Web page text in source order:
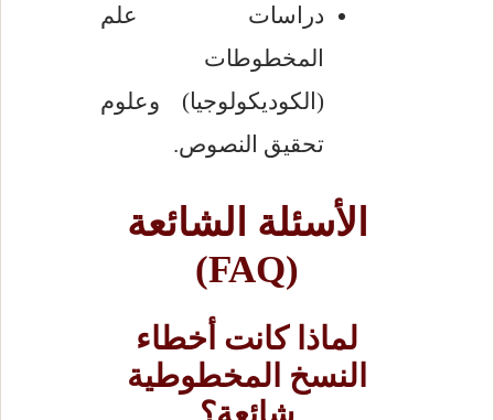
دراسات علم
المخطوطات
(الكوديكولوجيا) وعلوم
تحقيق النصوص.
الأسئلة الشائعة
(FAQ)
لماذا كانت أخطاء
النسخ المخطوطية